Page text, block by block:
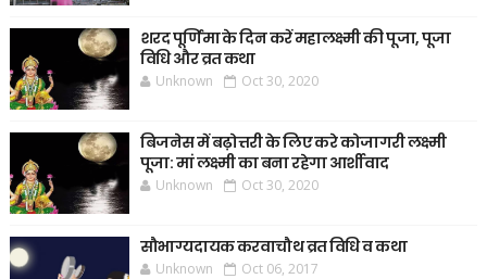
शरद पूर्णिमा के दिन करें महालक्ष्मी की पूजा, पूजा
विधि और व्रत कथा
Unknown Oct 30, 2020
बिजनेस में बढ़ोत्तरी के लिए करे कोजागरी लक्ष्मी
पूजा: मां लक्ष्मी का बना रहेगा आर्शीवाद
Unknown Oct 30, 2020
सौभाग्यदायक करवाचौथ व्रत विधि व कथा
Unknown Oct 06, 2017